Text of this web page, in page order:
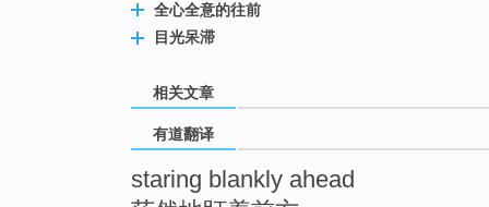
全心全意的往前
目光呆滞
相关文章
有道翻译
staring blankly ahead